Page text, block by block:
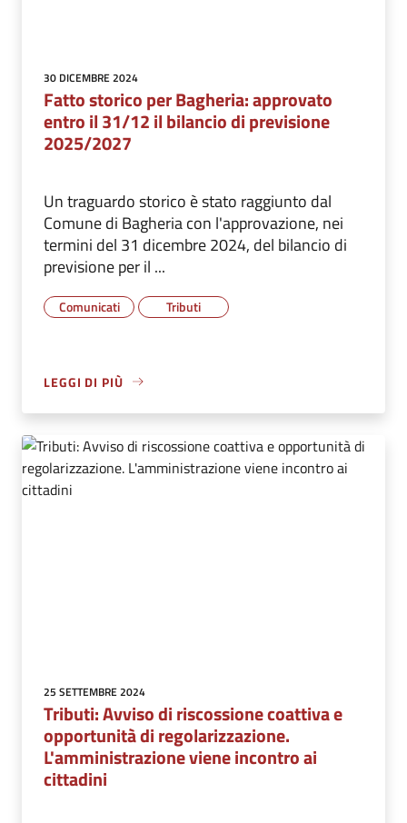
30 DICEMBRE 2024
Fatto storico per Bagheria: approvato
entro il 31/12 il bilancio di previsione
2025/2027
Un traguardo storico è stato raggiunto dal
Comune di Bagheria con l'approvazione, nei
termini del 31 dicembre 2024, del bilancio di
previsione per il ...
Comunicati Tributi
LEGGI DI PIÙ
25 SETTEMBRE 2024
Tributi: Avviso di riscossione coattiva e
opportunità di regolarizzazione.
L'amministrazione viene incontro ai
cittadini